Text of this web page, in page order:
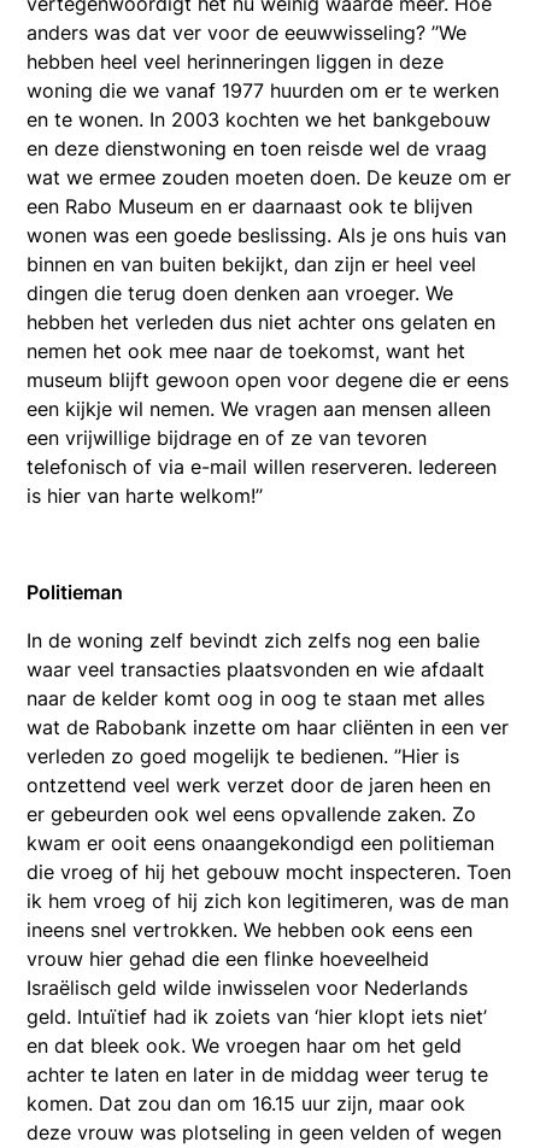
anders was dat ver voor de eeuwwisseling? ’’We
hebben heel veel herinneringen liggen in deze
woning die we vanaf 1977 huurden om er te werken
en te wonen. In 2003 kochten we het bankgebouw
en deze dienstwoning en toen reisde wel de vraag
wat we ermee zouden moeten doen. De keuze om er
een Rabo Museum en er daarnaast ook te blijven
wonen was een goede beslissing. Als je ons huis van
binnen en van buiten bekijkt, dan zijn er heel veel
dingen die terug doen denken aan vroeger. We
hebben het verleden dus niet achter ons gelaten en
nemen het ook mee naar de toekomst, want het
museum blijft gewoon open voor degene die er eens
een kijkje wil nemen. We vragen aan mensen alleen
een vrijwillige bijdrage en of ze van tevoren
telefonisch of via e-mail willen reserveren. Iedereen
is hier van harte welkom!’’
Politieman
In de woning zelf bevindt zich zelfs nog een balie
waar veel transacties plaatsvonden en wie afdaalt
naar de kelder komt oog in oog te staan met alles
wat de Rabobank inzette om haar cliënten in een ver
verleden zo goed mogelijk te bedienen. ’’Hier is
ontzettend veel werk verzet door de jaren heen en
er gebeurden ook wel eens opvallende zaken. Zo
kwam er ooit eens onaangekondigd een politieman
die vroeg of hij het gebouw mocht inspecteren. Toen
ik hem vroeg of hij zich kon legitimeren, was de man
ineens snel vertrokken. We hebben ook eens een
vrouw hier gehad die een flinke hoeveelheid
Israëlisch geld wilde inwisselen voor Nederlands
geld. Intuïtief had ik zoiets van ‘hier klopt iets niet’
en dat bleek ook. We vroegen haar om het geld
achter te laten en later in de middag weer terug te
komen. Dat zou dan om 16.15 uur zijn, maar ook
deze vrouw was plotseling in geen velden of wegen